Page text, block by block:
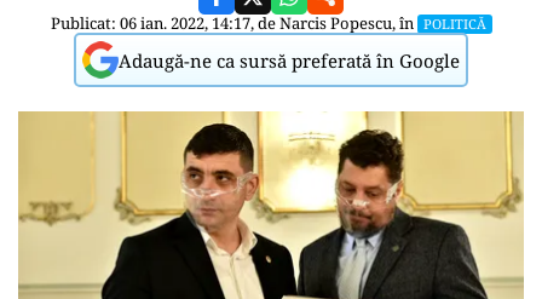
Publicat: 06 ian. 2022, 14:17, deNarcis Popescu, în POLITICĂ
Adaugă-ne ca sursă preferată în Google